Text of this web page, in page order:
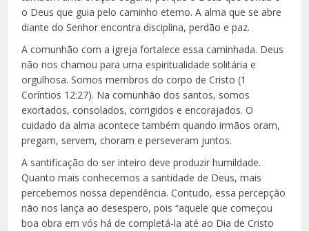
o Deus que guia pelo caminho eterno. A alma que se abre
diante do Senhor encontra disciplina, perdão e paz.
A comunhão com a igreja fortalece essa caminhada. Deus
não nos chamou para uma espiritualidade solitária e
orgulhosa. Somos membros do corpo de Cristo (1
Coríntios 12:27). Na comunhão dos santos, somos
exortados, consolados, corrigidos e encorajados. O
cuidado da alma acontece também quando irmãos oram,
pregam, servem, choram e perseveram juntos.
A santificação do ser inteiro deve produzir humildade.
Quanto mais conhecemos a santidade de Deus, mais
percebemos nossa dependência. Contudo, essa percepção
não nos lança ao desespero, pois “aquele que começou
boa obra em vós há de completá-la até ao Dia de Cristo